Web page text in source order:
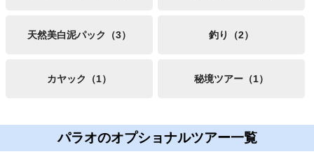
天然美白泥パック（3） 釣り（2）
カヤック（1） 秘境ツアー（1）
パラオのオプショナルツアー一覧